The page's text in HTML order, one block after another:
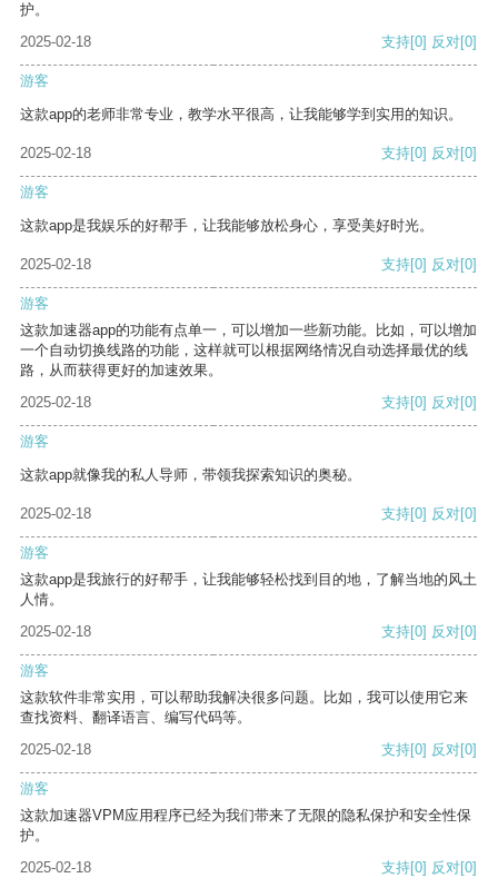
护。
2025-02-18
支持[0] 反对[0]
游客
这款app的老师非常专业，教学水平很高，让我能够学到实用的知识。
2025-02-18 支持[0] 反对[0]
游客
这款app是我娱乐的好帮手，让我能够放松身心，享受美好时光。
2025-02-18 支持[0] 反对[0]
游客
这款加速器app的功能有点单一，可以增加一些新功能。比如，可以增加
一个自动切换线路的功能，这样就可以根据网络情况自动选择最优的线
路，从而获得更好的加速效果。
2025-02-18
支持[0] 反对[0]
游客
这款app就像我的私人导师，带领我探索知识的奥秘。
2025-02-18 支持[0] 反对[0]
游客
这款app是我旅行的好帮手，让我能够轻松找到目的地，了解当地的风土
人情。
2025-02-18
支持[0] 反对[0]
游客
这款软件非常实用，可以帮助我解决很多问题。比如，我可以使用它来
查找资料、翻译语言、编写代码等。
2025-02-18
支持[0] 反对[0]
游客
这款加速器VPM应用程序已经为我们带来了无限的隐私保护和安全性保
护。
2025-02-18
支持[0] 反对[0]